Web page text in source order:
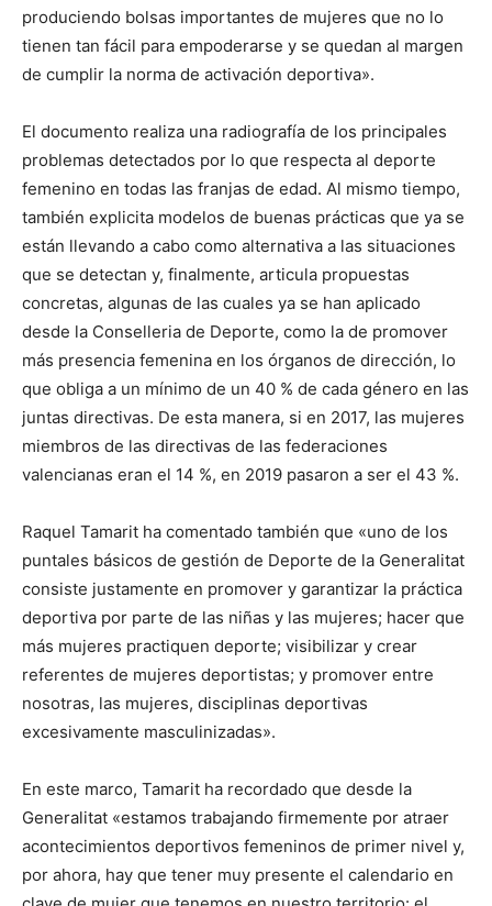
produciendo bolsas importantes de mujeres que no lo
tienen tan fácil para empoderarse y se quedan al margen
de cumplir la norma de activación deportiva».
El documento realiza una radiografía de los principales
problemas detectados por lo que respecta al deporte
femenino en todas las franjas de edad. Al mismo tiempo,
también explicita modelos de buenas prácticas que ya se
están llevando a cabo como alternativa a las situaciones
que se detectan y, finalmente, articula propuestas
concretas, algunas de las cuales ya se han aplicado
desde la Conselleria de Deporte, como la de promover
más presencia femenina en los órganos de dirección, lo
que obliga a un mínimo de un 40 % de cada género en las
juntas directivas. De esta manera, si en 2017, las mujeres
miembros de las directivas de las federaciones
valencianas eran el 14 %, en 2019 pasaron a ser el 43 %.
Raquel Tamarit ha comentado también que «uno de los
puntales básicos de gestión de Deporte de la Generalitat
consiste justamente en promover y garantizar la práctica
deportiva por parte de las niñas y las mujeres; hacer que
más mujeres practiquen deporte; visibilizar y crear
referentes de mujeres deportistas; y promover entre
nosotras, las mujeres, disciplinas deportivas
excesivamente masculinizadas».
En este marco, Tamarit ha recordado que desde la
Generalitat «estamos trabajando firmemente por atraer
acontecimientos deportivos femeninos de primer nivel y,
por ahora, hay que tener muy presente el calendario en